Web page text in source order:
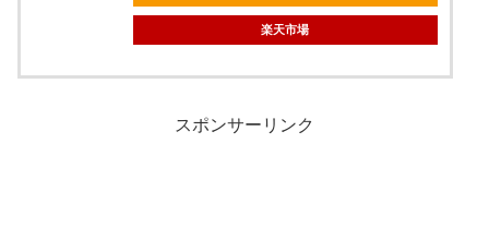
楽天市場
スポンサーリンク